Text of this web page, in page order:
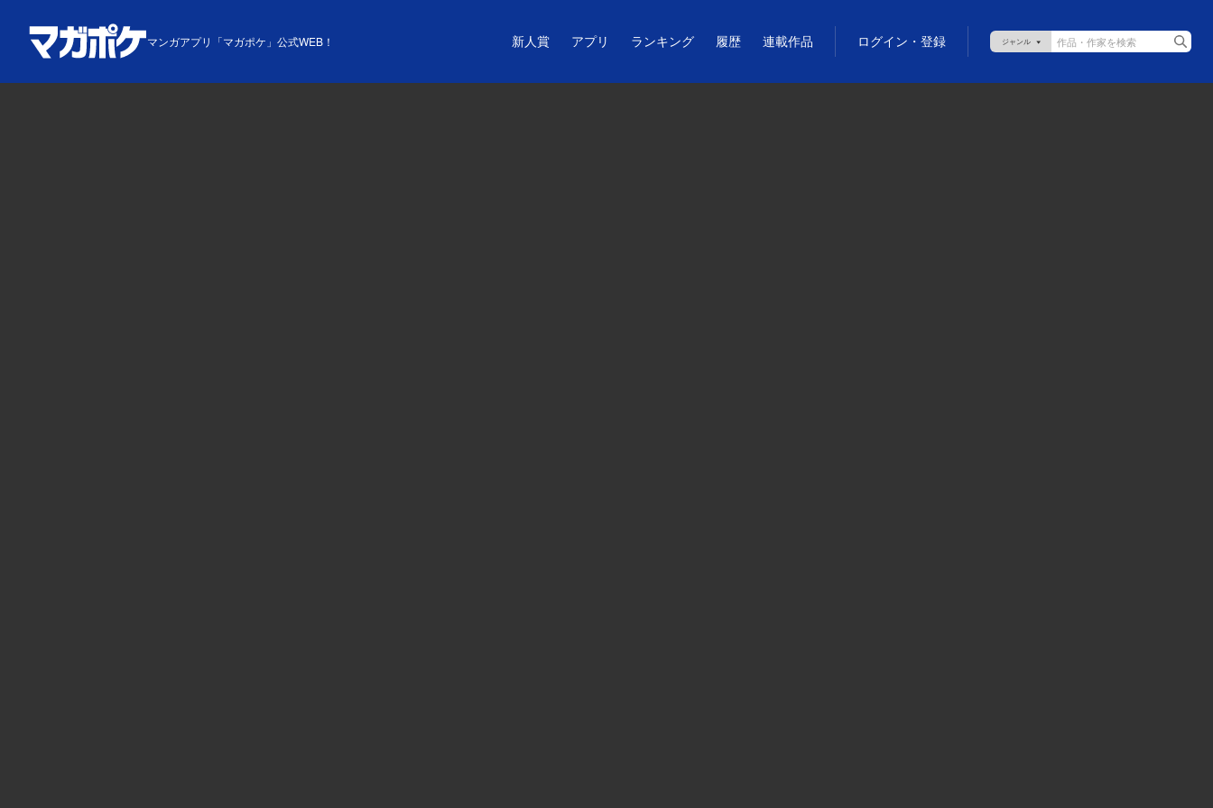
マンガアプリ「マガポケ」公式WEB！ 新人賞 アプリ ランキング 履歴 連載作品 ログイン・登録